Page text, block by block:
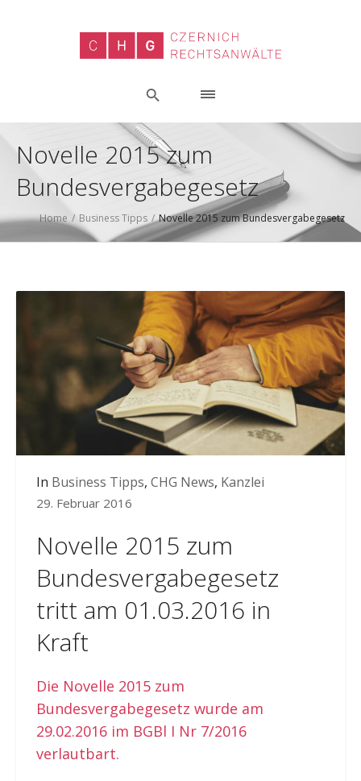
Novelle 2015 zum
Bundesvergabegesetz
Home / Business Tipps /Novelle 2015 zum Bundesvergabegesetz
In Business Tipps, CHG News, Kanzlei
29. Februar 2016
Novelle 2015 zum
Bundesvergabegesetz
tritt am 01.03.2016 in
Kraft
Die Novelle 2015 zum
Bundesvergabegesetz wurde am
29.02.2016 im BGBl I Nr 7/2016
verlautbart.